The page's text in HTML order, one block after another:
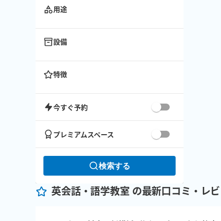
用途
設備
特徴
今すぐ予約
プレミアムスペース
検索する
英会話・語学教室 の最新口コミ・レ